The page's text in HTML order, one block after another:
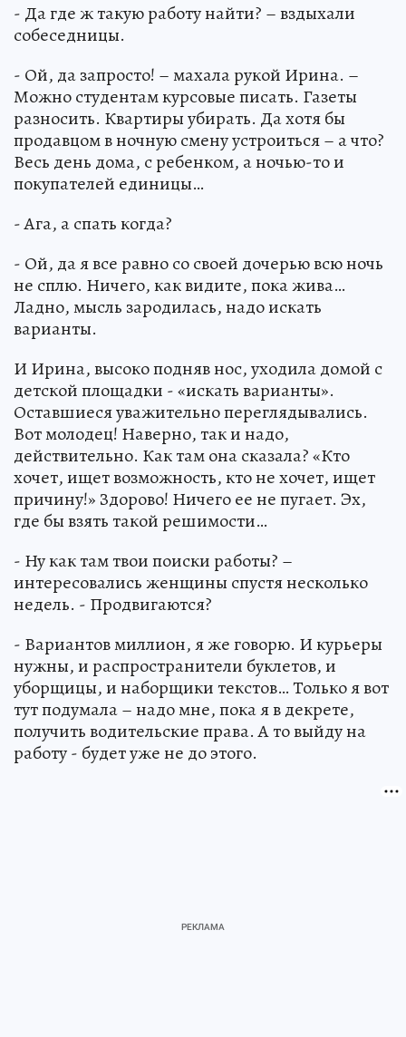
- Да где ж такую работу найти? – вздыхали
собеседницы.
- Ой, да запросто! – махала рукой Ирина. –
Можно студентам курсовые писать. Газеты
разносить. Квартиры убирать. Да хотя бы
продавцом в ночную смену устроиться – а что?
Весь день дома, с ребенком, а ночью-то и
покупателей единицы…
- Ага, а спать когда?
- Ой, да я все равно со своей дочерью всю ночь
не сплю. Ничего, как видите, пока жива…
Ладно, мысль зародилась, надо искать
варианты.
И Ирина, высоко подняв нос, уходила домой с
детской площадки - «искать варианты».
Оставшиеся уважительно переглядывались.
Вот молодец! Наверно, так и надо,
действительно. Как там она сказала? «Кто
хочет, ищет возможность, кто не хочет, ищет
причину!» Здорово! Ничего ее не пугает. Эх,
где бы взять такой решимости…
- Ну как там твои поиски работы? –
интересовались женщины спустя несколько
недель. - Продвигаются?
- Вариантов миллион, я же говорю. И курьеры
нужны, и распространители буклетов, и
уборщицы, и наборщики текстов… Только я вот
тут подумала – надо мне, пока я в декрете,
получить водительские права. А то выйду на
работу - будет уже не до этого.